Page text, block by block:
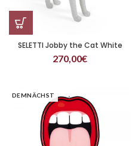
SELETTI Jobby the Cat White
270,00€
DEMNÄCHST